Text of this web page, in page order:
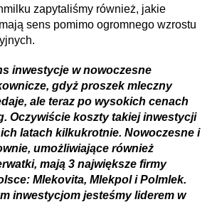
zapytaliśmy również, jakie
sens pomimo ogromnego wzrostu
inwestycje w nowoczesne
gdyż proszek mleczny
ale teraz po wysokich cenach
Oczywiście koszty takiej inwestycji
latach kilkukrotnie. Nowoczesne i
umożliwiające również
mają 3 największe firmy
Mlekovita, Mlekpol i Polmlek.
inwestycjom jesteśmy liderem w